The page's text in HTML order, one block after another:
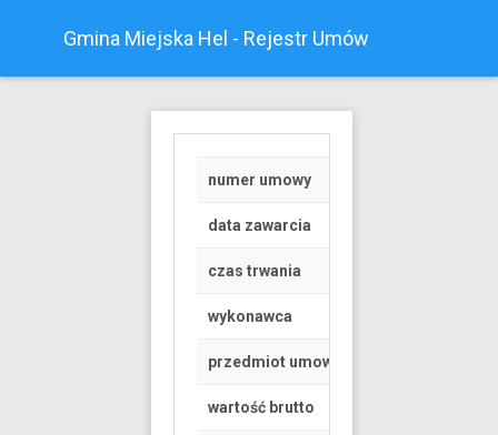
Gmina Miejska Hel - Rejestr Umów
numer umowy
data zawarcia
czas trwania
wykonawca
przedmiot umowy
wartość brutto